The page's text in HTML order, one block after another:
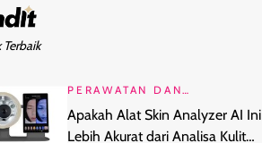
PERAWATAN DAN
Apakah Alat Skin Analyzer AI Ini
Lebih Akurat dari Analisa Kulit